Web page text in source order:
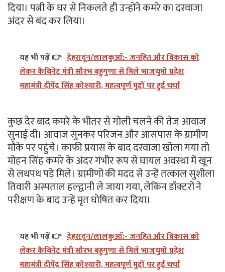
दिया। पत्नी के घर से निकलते ही उन्होंने कमरे का दरवाजा
अंदर से बंद कर लिया।
यह भी पढ़ें 👉 देहरादून/लालकुआँ:- जनहित और विकास को
लेकर कैबिनेट मंत्री सौरभ बहुगुणा से मिले भाजयुमो प्रदेश
महामंत्री दीपेंद्र सिंह कोश्यारी, महत्वपूर्ण मुद्दों पर हुई चर्चा
कुछ देर बाद कमरे के भीतर से गोली चलने की तेज आवाज
सुनाई दी। आवाज सुनकर परिजन और आसपास के ग्रामीण
मौके पर पहुंचे। काफी प्रयास के बाद दरवाजा खोला गया तो
मोहन सिंह कमरे के अंदर गंभीर रूप से घायल अवस्था में खून
से लथपथ पड़े मिले। ग्रामीणों की मदद से उन्हें तत्काल सुशीला
तिवारी अस्पताल हल्द्वानी ले जाया गया, लेकिन डॉक्टरों ने
परीक्षण के बाद उन्हें मृत घोषित कर दिया।
यह भी पढ़ें 👉 देहरादून/लालकुआँ:- जनहित और विकास को
लेकर कैबिनेट मंत्री सौरभ बहुगुणा से मिले भाजयुमो प्रदेश
महामंत्री दीपेंद्र सिंह कोश्यारी, महत्वपूर्ण मुद्दों पर हुई चर्चा